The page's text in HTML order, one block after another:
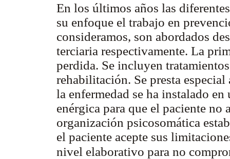
En los últimos años las
su enfoque el trabajo en
consideramos, son abordados
terciaria respectivamente. La
perdida. Se incluyen
rehabilitación. Se presta
la enfermedad se ha instalado
enérgica para que el paciente no
organización psicosomática
el paciente acepte sus
nivel elaborativo para no